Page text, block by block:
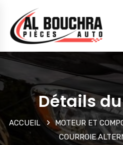
Détails
ACCUEIL MOTEUR ET
COURROIE